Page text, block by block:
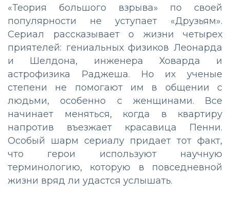
«Теория большого взрыва» по своей
популярности не уступает «Друзьям».
Сериал рассказывает о жизни четырех
приятелей: гениальных физиков Леонарда
и Шелдона, инженера Ховарда и
астрофизика Раджеша. Но их ученые
степени не помогают им в общении с
людьми, особенно с женщинами. Все
начинает меняться, когда в квартиру
напротив въезжает красавица Пенни.
Особый шарм сериалу придает тот факт,
что герои используют научную
терминологию, которую в повседневной
жизни вряд ли удастся услышать.